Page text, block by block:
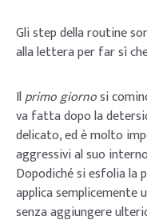
Gli step della routine
alla lettera per far sì
Ilprimo giornosi
va fatta dopo la
delicato, ed è molto
aggressivi al suo
Dopodiché si esfolia la
applica semplicemente
senza aggiungere